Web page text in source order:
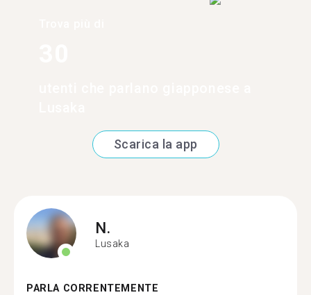
Scarica la app
N.
Lusaka
PARLA CORRENTEMENTE